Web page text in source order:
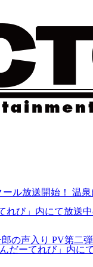
ール放送開始！
れび」内にて放送
の声入り PV第二弾
だーてれび」内